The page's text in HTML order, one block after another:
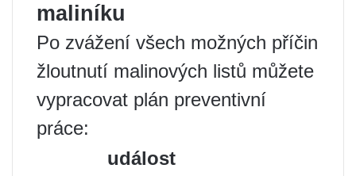
maliníku
Po zvážení všech možných příčin
žloutnutí malinových listů můžete
vypracovat plán preventivní
práce:
událost